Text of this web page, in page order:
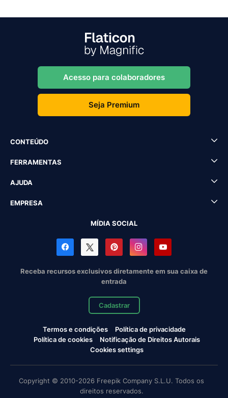
Acesso para colaboradores
Seja Premium
CONTEÚDO
FERRAMENTAS
AJUDA
EMPRESA
MÍDIA SOCIAL
Receba recursos exclusivos diretamente em sua caixa de
entrada
Cadastrar
Termos e condições
Política de privacidade
Política de cookies
Notificação de Direitos Autorais
Cookies settings
Copyright © 2010-2026 Freepik Company S.L.U. Todos os
direitos reservados.